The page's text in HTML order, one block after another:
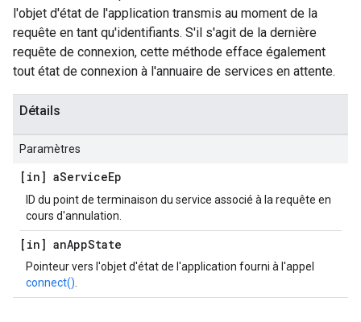
l'objet d'état de l'application transmis au moment de la
requête en tant qu'identifiants. S'il s'agit de la dernière
requête de connexion, cette méthode efface également
tout état de connexion à l'annuaire de services en attente.
Détails
Paramètres
[in] aServiceEp
ID du point de terminaison du service associé à la requête en
cours d'annulation.
[in] anAppState
Pointeur vers l'objet d'état de l'application fourni à l'appel
connect()